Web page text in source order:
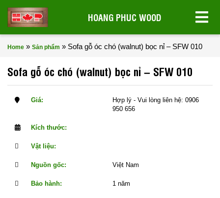
HOANG PHUC WOOD
Home » Sản phẩm » Sofa gỗ óc chó (walnut) bọc nỉ – SFW 010
Sofa gỗ óc chó (walnut) bọc nỉ – SFW 010
Giá:
Hợp lý - Vui lòng liên hệ: 0906
950 656
Kích thước:
Vật liệu:
Nguồn gốc: Việt Nam
Bảo hành: 1 năm